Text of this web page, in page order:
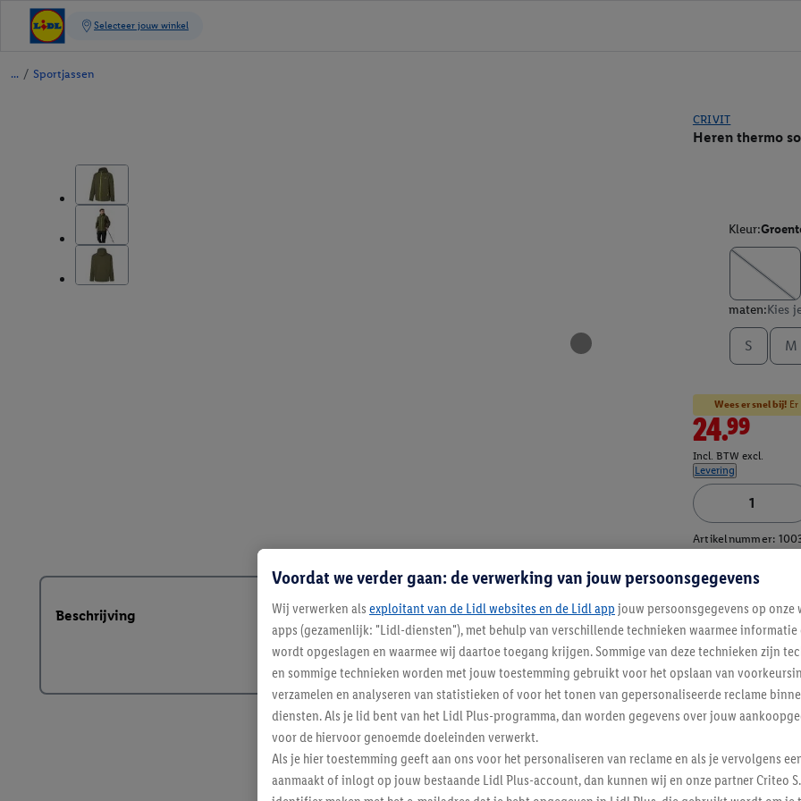
/ Sportjassen
CRIVIT
Heren thermo
Kleur:
maten:Kies
S M
Wees er snel bij!Er
24.99
Incl. BTW excl.
Levering
Artikelnummer:
Beschrijving
Voordat we verder gaan: de verwerking van jouw persoonsgegevens
Wij verwerken als exploitant van de Lidl websites en de Lidl app jouw persoonsgegevens op onze
apps (gezamenlijk: "Lidl-diensten"), met behulp van verschillende technieken waarmee
wordt opgeslagen en waarmee wij daartoe toegang krijgen. Sommige van deze technieken zijn
en sommige technieken worden met jouw toestemming gebruikt voor het opslaan van
verzamelen en analyseren van statistieken of voor het tonen van gepersonaliseerde reclame
diensten. Als je lid bent van het Lidl Plus-programma, dan worden gegevens over jouw
voor de hiervoor genoemde doeleinden verwerkt.
Als je hier toestemming geeft aan ons voor het personaliseren van reclame en als je vervolgens
aanmaakt of inlogt op jouw bestaande Lidl Plus-account, dan kunnen wij en onze partner Criteo